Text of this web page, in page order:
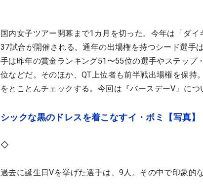
国内女子ツアー開幕まで1カ月を切った。今年は「ダ
37試合が開催される。通年の出場権を持つシード選手
手は昨年の賞金ランキング51〜55位の選手やステップ
位などだ。そのほか、QT上位者も前半戦出場権を保持
をとことんチェックする。今回は『バースデーV』につ
シックな黒のドレスを着こなすイ・ボミ【写真】
◇
過去に誕生日Vを挙げた選手は、9人。その中で印象的